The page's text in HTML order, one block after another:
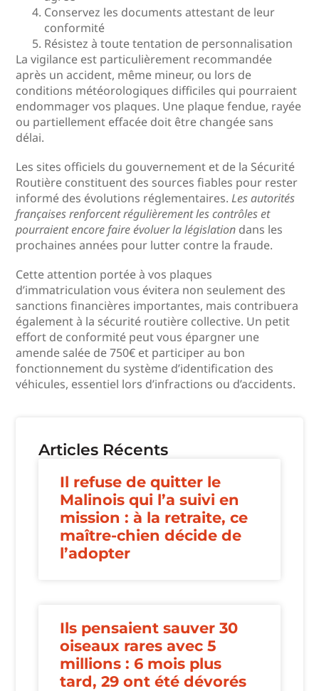
Conservez les documents attestant de leur
conformité
Résistez à toute tentation de personnalisation
La vigilance est particulièrement recommandée
après un accident, même mineur, ou lors de
conditions météorologiques difficiles qui pourraient
endommager vos plaques. Une plaque fendue, rayée
ou partiellement effacée doit être changée sans
délai.
Les sites officiels du gouvernement et de la Sécurité
Routière constituent des sources fiables pour rester
informé des évolutions réglementaires.Les autorités
françaises renforcent régulièrement les contrôles et
pourraient encore faire évoluer la législation dans les
prochaines années pour lutter contre la fraude.
Cette attention portée à vos plaques
d’immatriculation vous évitera non seulement des
sanctions financières importantes, mais contribuera
également à la sécurité routière collective. Un petit
effort de conformité peut vous épargner une
amende salée de 750€ et participer au bon
fonctionnement du système d’identification des
véhicules, essentiel lors d’infractions ou d’accidents.
Articles Récents
Il refuse de quitter le
Malinois qui l’a suivi en
mission : à la retraite, ce
maître-chien décide de
l’adopter
Ils pensaient sauver 30
oiseaux rares avec 5
millions : 6 mois plus
tard, 29 ont été dévorés